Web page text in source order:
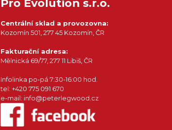
Pro Evolution s.r.o.
Centrální sklad a provozovna:
Kozomín 501, 277 45 Kozomín, ČR
Fakturační adresa:
Mělnická 69/77, 277 11 Libiš, ČR
Infolinka po-pá 7:30-16:00 hod.
tel: +420 775 091 670
e-mail: info@peterlegwood.cz